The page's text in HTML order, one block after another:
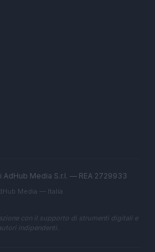
Media S.r.l. — REA 2729933
Media — Italia
con il supporto di strumenti digitali e
indipendenti.